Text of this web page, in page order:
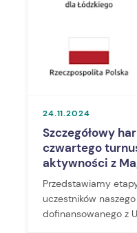
24.11.2024
Szczegółowy
czwartego
aktywności z
Przedstawiamy
uczestników
dofinansowanego z